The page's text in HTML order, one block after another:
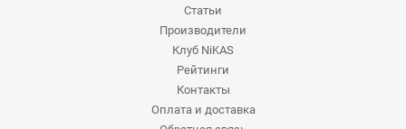
Статьи
Производители
Клуб NiKAS
Рейтинги
Контакты
Оплата и доставка